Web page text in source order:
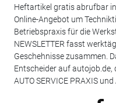
Heftartikel gratis abrufbar
Online-Angebot um
Betriebspraxis für die
NEWSLETTER fasst
Geschehnisse zusammen.
Entscheider auf autojob.de,
AUTO SERVICE PRAXIS